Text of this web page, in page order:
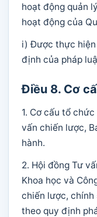
hoạt động quản
hoạt động của
i) Được thực hiện
định của pháp
Điều 8. Cơ
1. Cơ cấu tổ
vấn chiến lược,
hành.
2. Hội đồng Tư
Khoa học và
chiến lược, chính
theo quy định